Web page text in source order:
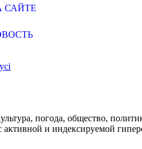
САЙТЕ
погода, общество,
и индексируемой